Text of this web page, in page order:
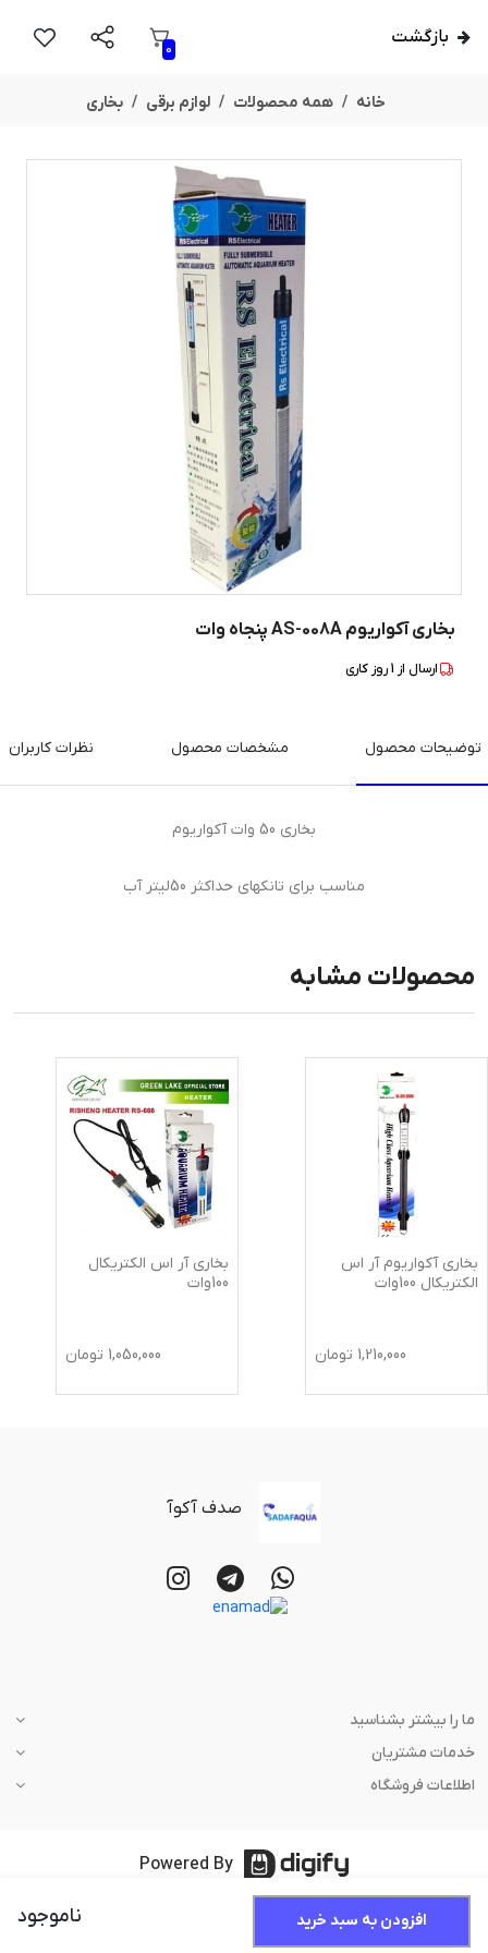
بازگشت
0
افزودن به سبد خرید ناموجود
خانه همه محصولات لوازم برقی بخاری
بخاری آکواریوم AS-008A پنجاه وات
ارسال از 1روز کاری
توضیحات محصول مشخصات محصول نظرات کاربران
بخاری 50 وات آکواریوم
مناسب برای تانکهای حداکثر 50لیتر آب
محصولات مشابه
بخاری آکواریوم آر اس
الکتریکال 100وات
1,210,000 تومان
بخاری آر اس الکتریکال
100وات
1,050,000 تومان
صدف آکوآ
ما را بیشتر بشناسید
خدمات مشتریان
اطلاعات فروشگاه
Powered By